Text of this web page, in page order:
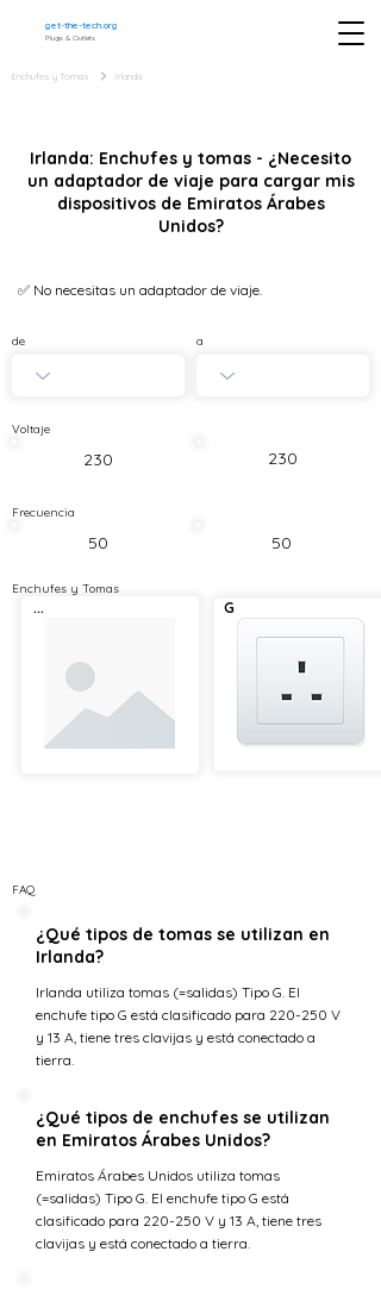
get-the-tech.org
Plugs & Outlets
Enchufes y Tomas Irlanda
Irlanda: Enchufes y tomas - ¿Necesito
un adaptador de viaje para cargar mis
dispositivos de Emiratos Árabes
Unidos?
✅ No necesitas un adaptador de viaje.
de a
Voltaje
230 230
Frecuencia
50 50
Enchufes y Tomas
... G
FAQ
¿Qué tipos de tomas se utilizan en
Irlanda?
Irlanda utiliza tomas (=salidas) Tipo G. El
enchufe tipo G está clasificado para 220-250 V
y 13 A, tiene tres clavijas y está conectado a
tierra.
¿Qué tipos de enchufes se utilizan
en Emiratos Árabes Unidos?
Emiratos Árabes Unidos utiliza tomas
(=salidas) Tipo G. El enchufe tipo G está
clasificado para 220-250 V y 13 A, tiene tres
clavijas y está conectado a tierra.